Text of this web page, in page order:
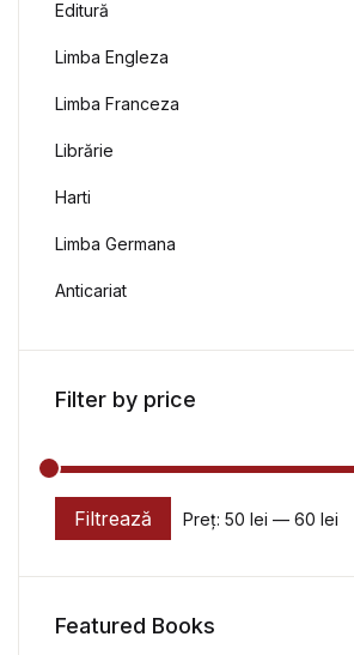
Editură
Limba Engleza
Limba Franceza
Librărie
Harti
Limba Germana
Anticariat
Filter by price
Preț minim
Preț maxim
Filtrează Preț: 50 lei — 60 lei
Featured Books